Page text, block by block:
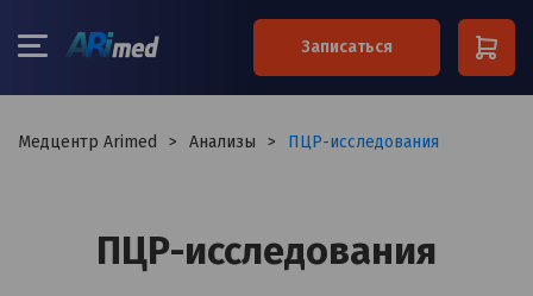
Записаться
Медцентр Arimed > Анализы > ПЦР-исследования
ПЦР-исследования
×